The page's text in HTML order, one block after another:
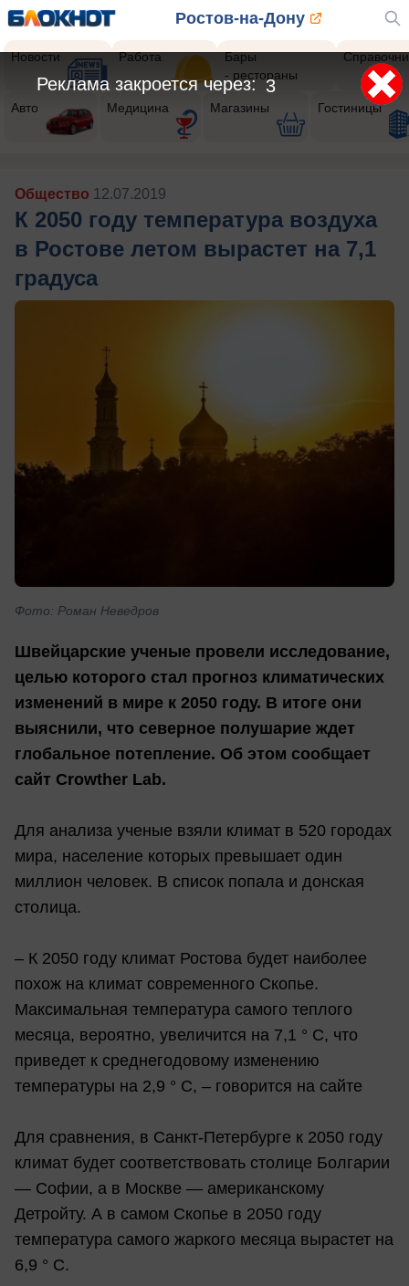
Ростов-на-Дону
Новости Работа
Бары
- рестораны
Авто Медицина Магазины Гостиницы
Общество 12.07.2019
К 2050 году температура воздуха
в Ростове летом вырастет на 7,1
градуса
Фото: Роман Неведров
Швейцарские ученые провели исследование,
целью которого стал прогноз климатических
изменений в мире к 2050 году. В итоге они
выяснили, что северное полушарие ждет
глобальное потепление. Об этом сообщает
сайт Crowther Lab.
Для анализа ученые взяли климат в 520 городах
мира, население которых превышает один
миллион человек. В список попала и донская
столица.
– К 2050 году климат Ростова будет наиболее
похож на климат современного Скопье.
Максимальная температура самого теплого
месяца, вероятно, увеличится на 7,1 ° C, что
приведет к среднегодовому изменению
температуры на 2,9 ° C, – говорится на сайте
Для сравнения, в Санкт-Петербурге к 2050 году
климат будет соответствовать столице Болгарии
— Софии, а в Москве — американскому
Детройту. А в самом Скопье в 2050 году
температура самого жаркого месяца вырастет на
6,9 ° C.